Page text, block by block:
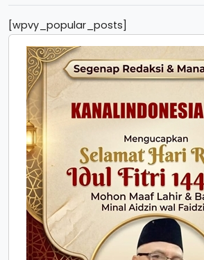
[wpvy_popular_posts]